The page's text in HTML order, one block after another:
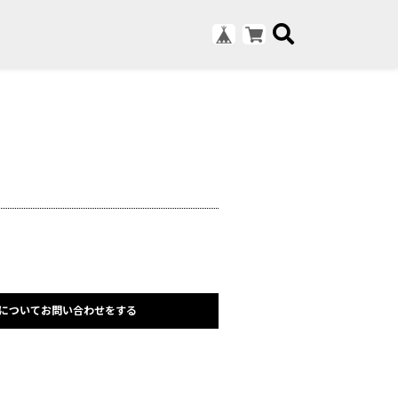
ついてお問い合わせをする